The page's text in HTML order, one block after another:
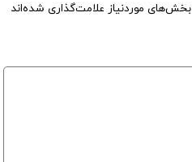
بخش‌های موردنیاز علامت‌گذاری شده‌اند